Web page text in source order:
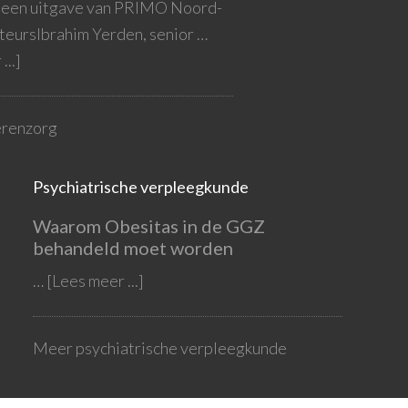
uitgave van PRIMO Noord-
Yerden, senior …
Psychiatrische verpleegkunde
Waarom Obesitas in de GGZ
behandeld moet worden
… [Lees meer ...]
Meer psychiatrische verpleegkunde